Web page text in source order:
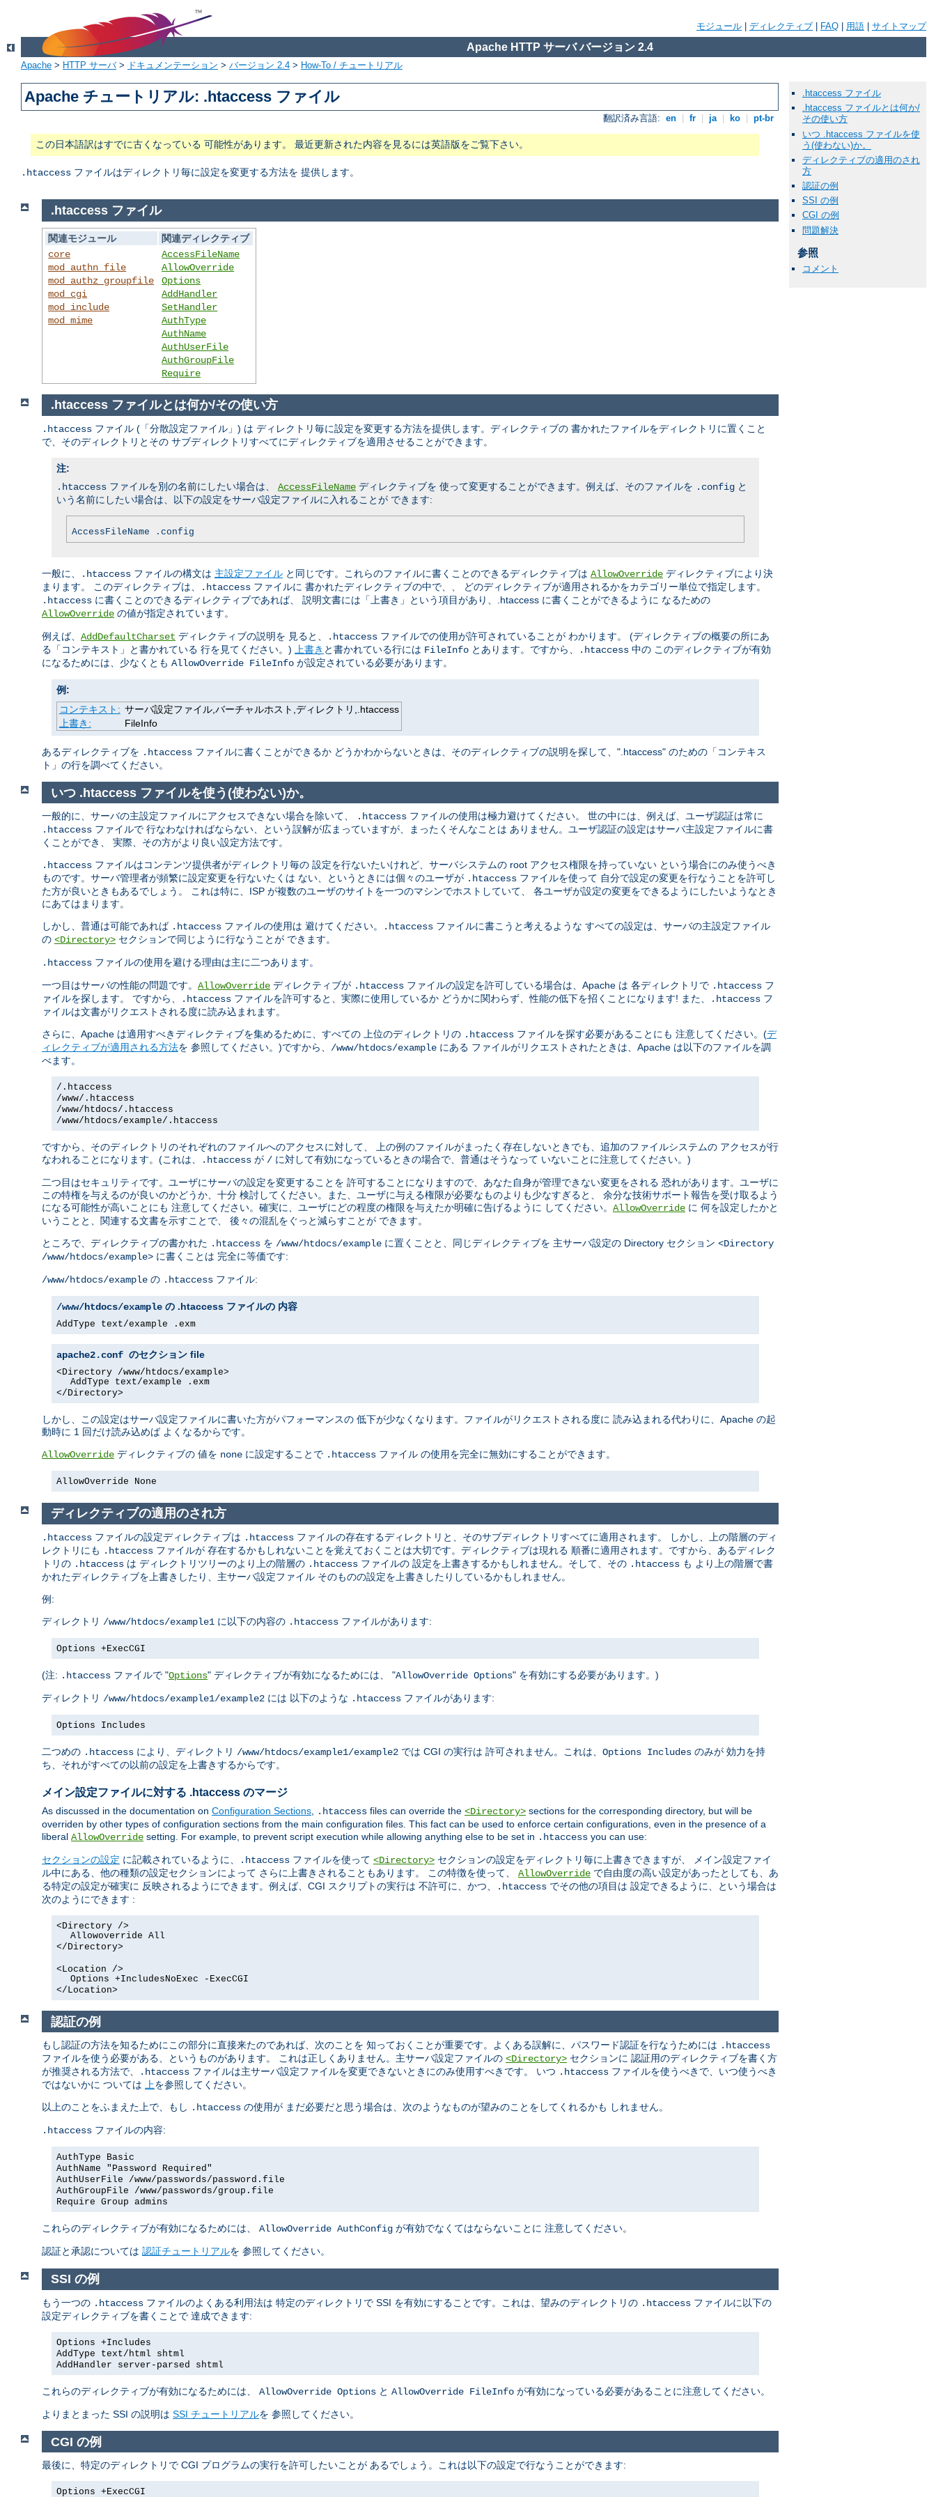
モジュール ディレクティブ FAQ 用語 サイトマップ
Apache HTTP サーバ バージョン 2.4
Apache > HTTP サーバ> ドキュメンテーション > バージョン 2.4 > How-To / チュートリアル
Apache チュートリアル: .htaccess ファイル
翻訳済み言語: en fr ja ko pt-br
この日本語訳はすでに古くなっている 可能性があります。 最近更新された内容を見るには英語版をご覧下さい。
.htaccess ファイルはディレクトリ毎に設定を変更する方法を 提供します。
.htaccess ファイル
.htaccess ファイルとは何か/
その使い方
いつ .htaccess ファイルを使
う(使わない)か。
ディレクティブの適用のされ
方
認証の例
SSI の例
CGI の例
問題解決
参照
コメント
.htaccess ファイル
関連モジュール
関連ディレクティブ
core
mod_authn_file
mod_authz_groupfile
mod_cgi
mod_include
mod_mime
AccessFileName
AllowOverride
Options
AddHandler
SetHandler
AuthType
AuthName
AuthUserFile
AuthGroupFile
Require
.htaccess ファイルとは何か/その使い方
.htaccess ファイル (「分散設定ファイル」) は ディレクトリ毎に設定を変更する方法を提供します。ディレクティブの 書かれたファイルをディレクトリに置くこと
で、そのディレクトリとその サブディレクトリすべてにディレクティブを適用させることができます。
注:
.htaccess ファイルを別の名前にしたい場合は、 AccessFileName ディレクティブを 使って変更することができます。例えば、そのファイルを .config と
いう名前にしたい場合は、以下の設定をサーバ設定ファイルに入れることが できます:
AccessFileName .config
一般に、 .htaccess ファイルの構文は 主設定ファイル と同じです。これらのファイルに書くことのできるディレクティブは AllowOverride ディレクティブにより決
まります。 このディレクティブは、
.htaccess ファイルに 書かれたディレクティブの中で、、 どのディレクティブが適用されるかをカテゴリー単位で指定します。
.htaccess に書くことのできるディレクティブであれば、 説明文書には「上書き」という項目があり、.htaccess に書くことができるように なるための
AllowOverride の値が指定されています。
例えば、 AddDefaultCharset ディレクティブの説明を 見ると、 .htaccess ファイルでの使用が許可されていることが わかります。 (ディレクティブの概要の所にあ
る「コンテキスト」と書かれている 行を見てください。)
上書き と書かれている行には FileInfo とあります。ですから、 .htaccess 中の このディレクティブが有効
になるためには、少なくとも AllowOverride FileInfo が設定されている必要があります。
例:
コンテキスト: サーバ設定ファイル,バーチャルホスト,ディレクトリ,.htaccess
上書き:
FileInfo
あるディレクティブを .htaccess ファイルに書くことができるか どうかわからないときは、そのディレクティブの説明を探して、".htaccess" のための「コンテキス
ト」の行を調べてください。
いつ .htaccess ファイルを使う(使わない)か。
一般的に、サーバの主設定ファイルにアクセスできない場合を除いて、 .htaccess ファイルの使用は極力避けてください。 世の中には、例えば、ユーザ認証は常に
.htaccess ファイルで 行なわなければならない、という誤解が広まっていますが、まったくそんなことは ありません。ユーザ認証の設定はサーバ主設定ファイルに書
くことができ、 実際、その方がより良い設定方法です。
.htaccess ファイルはコンテンツ提供者がディレクトリ毎の 設定を行ないたいけれど、サーバシステムの root アクセス権限を持っていない という場合にのみ使うべき
ものです。サーバ管理者が頻繁に設定変更を行ないたくは ない、というときには個々のユーザが .htaccess ファイルを使って 自分で設定の変更を行なうことを許可し
た方が良いときもあるでしょう。 これは特に、ISP が複数のユーザのサイトを一つのマシンでホストしていて、 各ユーザが設定の変更をできるようにしたいようなとき
にあてはまります。
しかし、普通は可能であれば .htaccess ファイルの使用は 避けてください。 .htaccess ファイルに書こうと考えるような すべての設定は、サーバの主設定ファイル
の <Directory> セクションで同じように行なうことが できます。
.htaccess ファイルの使用を避ける理由は主に二つあります。
一つ目はサーバの性能の問題です。 AllowOverride ディレクティブが .htaccess ファイルの設定を許可している場合は、Apache は 各ディレクトリで .htaccess フ
ァイルを探します。 ですから、
.htaccess ファイルを許可すると、実際に使用しているか どうかに関わらず、性能の低下を招くことになります! また、 .htaccess フ
ァイルは文書がリクエストされる度に読み込まれます。
さらに、Apache は適用すべきディレクティブを集めるために、すべての 上位のディレクトリの .htaccess ファイルを探す必要があることにも 注意してください。(デ
ィレクティブが適用される方法を 参照してください。)ですから、 /www/htdocs/example にある ファイルがリクエストされたときは、Apache は以下のファイルを調
べます。
/.htaccess
/www/.htaccess
/www/htdocs/.htaccess
/www/htdocs/example/.htaccess
ですから、そのディレクトリのそれぞれのファイルへのアクセスに対して、 上の例のファイルがまったく存在しないときでも、追加のファイルシステムの アクセスが行
なわれることになります。(これは、
.htaccess が / に対して有効になっているときの場合で、普通はそうなって いないことに注意してください。)
二つ目はセキュリティです。ユーザにサーバの設定を変更することを 許可することになりますので、あなた自身が管理できない変更をされる 恐れがあります。ユーザに
この特権を与えるのが良いのかどうか、十分 検討してください。また、ユーザに与える権限が必要なものよりも少なすぎると、 余分な技術サポート報告を受け取るよう
になる可能性が高いことにも 注意してください。確実に、ユーザにどの程度の権限を与えたか明確に告げるように してください。 AllowOverride に 何を設定したかと
いうことと、関連する文書を示すことで、 後々の混乱をぐっと減らすことが できます。
ところで、ディレクティブの書かれた .htaccess を /www/htdocs/example に置くことと、同じディレクティブを 主サーバ設定の Directory セクション <Directory
/www/htdocs/example> に書くことは 完全に等価です:
/www/htdocs/example の .htaccess ファイル:
/www/htdocs/example の .htaccess ファイルの 内容
AddType text/example .exm
apache2.conf のセクション file
<Directory /www/htdocs/example>
AddType text/example .exm
</Directory>
しかし、この設定はサーバ設定ファイルに書いた方がパフォーマンスの 低下が少なくなります。ファイルがリクエストされる度に 読み込まれる代わりに、Apache の起
動時に 1 回だけ読み込めば よくなるからです。
AllowOverride ディレクティブの 値を none に設定することで .htaccess ファイル の使用を完全に無効にすることができます。
AllowOverride None
ディレクティブの適用のされ方
.htaccess ファイルの設定ディレクティブは .htaccess ファイルの存在するディレクトリと、そのサブディレクトリすべてに適用されます。 しかし、上の階層のディ
レクトリにも .htaccess ファイルが 存在するかもしれないことを覚えておくことは大切です。ディレクティブは現れる 順番に適用されます。ですから、あるディレク
トリの .htaccess は ディレクトリツリーのより上の階層の .htaccess ファイルの 設定を上書きするかもしれません。そして、その .htaccess も より上の階層で書
かれたディレクティブを上書きしたり、主サーバ設定ファイル そのものの設定を上書きしたりしているかもしれません。
例:
ディレクトリ /www/htdocs/example1 に以下の内容の .htaccess ファイルがあります:
Options +ExecCGI
(注: .htaccess ファイルで "Options" ディレクティブが有効になるためには、 "AllowOverride Options" を有効にする必要があります。)
ディレクトリ /www/htdocs/example1/example2 には 以下のような .htaccess ファイルがあります:
Options Includes
二つめの .htaccess により、ディレクトリ /www/htdocs/example1/example2 では CGI の実行は 許可されません。これは、 Options Includes のみが 効力を持
ち、それがすべての以前の設定を上書きするからです。
メイン設定ファイルに対する .htaccess のマージ
As discussed in the documentation on Configuration Sections .htaccess files can override the <Directory> sections for the corresponding directory, but will be
overriden by other types of configuration sections from the main configuration files. This fact can be used to enforce certain configurations, even in the presence of a
liberal AllowOverride setting. For example, to prevent script execution while allowing anything else to be set in .htaccess you can use:
セクションの設定 に記載されているように、 .htaccess ファイルを使って <Directory> セクションの設定をディレクトリ毎に上書きできますが、 メイン設定ファイ
ル中にある、他の種類の設定セクションによって さらに上書きされることもあります。 この特徴を使って、 AllowOverride で自由度の高い設定があったとしても、あ
る特定の設定が確実に 反映されるようにできます。例えば、CGI スクリプトの実行は 不許可に、かつ、
.htaccess でその他の項目は 設定できるように、という場合は
次のようにできます :
<Directory />
Allowoverride All
</Directory>
<Location />
Options +IncludesNoExec -ExecCGI
</Location>
認証の例
もし認証の方法を知るためにこの部分に直接来たのであれば、次のことを 知っておくことが重要です。よくある誤解に、パスワード認証を行なうためには .htaccess
ファイルを使う必要がある、というものがあります。 これは正しくありません。主サーバ設定ファイルの <Directory> セクションに 認証用のディレクティブを書く方
が推奨される方法で、
.htaccess ファイルは主サーバ設定ファイルを変更できないときにのみ使用すべきです。 いつ .htaccess ファイルを使うべきで、いつ使うべき
ではないかに ついては 上を参照してください。
以上のことをふまえた上で、もし .htaccess の使用が まだ必要だと思う場合は、次のようなものが望みのことをしてくれるかも しれません。
.htaccess ファイルの内容:
AuthType Basic
AuthName "Password Required"
AuthUserFile /www/passwords/password.file
AuthGroupFile /www/passwords/group.file
Require Group admins
これらのディレクティブが有効になるためには、 AllowOverride AuthConfig が有効でなくてはならないことに 注意してください。
認証と承認については 認証チュートリアルを 参照してください。
SSI の例
もう一つの .htaccess ファイルのよくある利用法は 特定のディレクトリで SSI を有効にすることです。これは、望みのディレクトリの .htaccess ファイルに以下の
設定ディレクティブを書くことで 達成できます:
Options +Includes
AddType text/html shtml
AddHandler server-parsed shtml
これらのディレクティブが有効になるためには、 AllowOverride Options と AllowOverride FileInfo が有効になっている必要があることに注意してください。
よりまとまった SSI の説明は SSI チュートリアルを 参照してください。
CGI の例
最後に、特定のディレクトリで CGI プログラムの実行を許可したいことが あるでしょう。これは以下の設定で行なうことができます:
Options +ExecCGI